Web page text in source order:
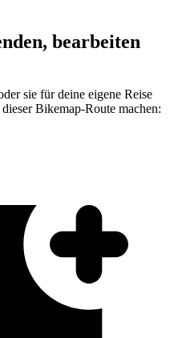
bearbeiten
sie für deine eigene Reise
Bikemap-Route machen: